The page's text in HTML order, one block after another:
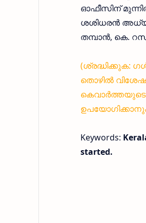
ഓഫീസിന്
ശശിധരന്‍
തമ്പാന്‍, കെ.
(ശ്രദ്ധിക്കുക:
തൊഴിൽ
Keywords:
started.